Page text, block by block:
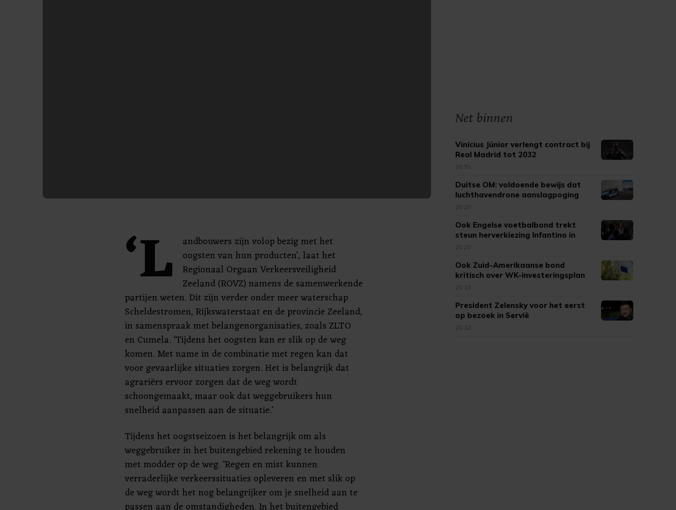
‘L
andbouwers zijn volop bezig met het
oogsten van hun producten’, laat het
Regionaal Orgaan Verkeersveiligheid
Zeeland (ROVZ) namens de samenwerkende
partijen weten. Dit zijn verder onder meer waterschap
Scheldestromen, Rijkswaterstaat en de provincie Zeeland,
in samenspraak met belangenorganisaties, zoals ZLTO
en Cumela. ‘Tijdens het oogsten kan er slik op de weg
komen. Met name in de combinatie met regen kan dat
voor gevaarlijke situaties zorgen. Het is belangrijk dat
agrariërs ervoor zorgen dat de weg wordt
schoongemaakt, maar ook dat weggebruikers hun
snelheid aanpassen aan de situatie.’
Tijdens het oogstseizoen is het belangrijk om als
weggebruiker in het buitengebied rekening te houden
met modder op de weg. ‘Regen en mist kunnen
verraderlijke verkeerssituaties opleveren en met slik op
de weg wordt het nog belangrijker om je snelheid aan te
Net binnen
Vinícius Júnior verlengt contract bij
Real Madrid tot 2032
20:35
Duitse OM: voldoende bewijs dat
luchthavendrone aanslagpoging
was
20:25
Ook Engelse voetbalbond trekt
steun herverkiezing Infantino in
20:20
Ook Zuid-Amerikaanse bond
kritisch over WK-investeringsplan
FIFA
20:13
President Zelensky voor het eerst
op bezoek in Servië
20:12